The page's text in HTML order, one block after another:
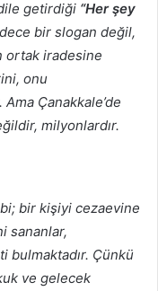
getirdiği “Her şey
bir slogan değil,
ortak iradesine
onu
Çanakkale’de
milyonlardır.
bir kişiyi cezaevine
sananlar,
bulmaktadır. Çünkü
ve gelecek